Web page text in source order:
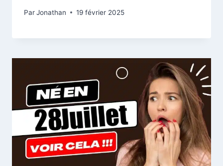
ParJonathan 19 février 2025